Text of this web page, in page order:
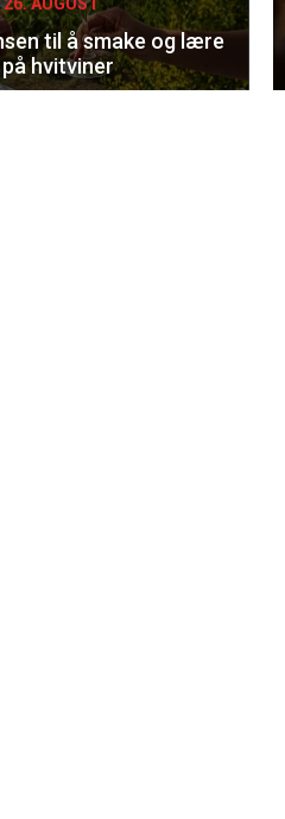
til å smake og lære
hvitviner